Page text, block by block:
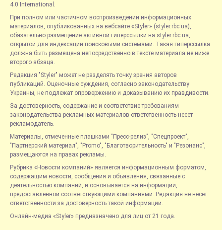
4.0 International.
При полном или частичном воспроизведении информационных
материалов, опубликованных на вебсайте «Styler» (styler.rbc.ua),
обязательно размещение активной гиперссылки на styler.rbc.ua,
открытой для индексации поисковыми системами. Такая гиперссылка
должна быть размещена непосредственно в тексте материала не ниже
второго абзаца.
Редакция "Styler" может не разделять точку зрения авторов
публикаций. Оценочные суждения, согласно законодательству
Украины, не подлежат опровержению и доказыванию их правдивости.
За достоверность, содержание и соответствие требованиям
законодательства рекламных материалов ответственность несет
рекламодатель.
Материалы, отмеченные плашками "Пресс-релиз", "Спецпроект",
"Партнерский материал", "Promo", "Благотворительность" и "Резонанс",
размещаются на правах рекламы.
Рубрика «Новости компаний» является информационным форматом,
содержащим новости, сообщения и объявления, связанные с
деятельностью компаний, и основывается на информации,
предоставленной соответствующими компаниями. Редакция не несет
ответственности за достоверность такой информации.
Онлайн-медиа «Styler» предназначено для лиц от 21 года.